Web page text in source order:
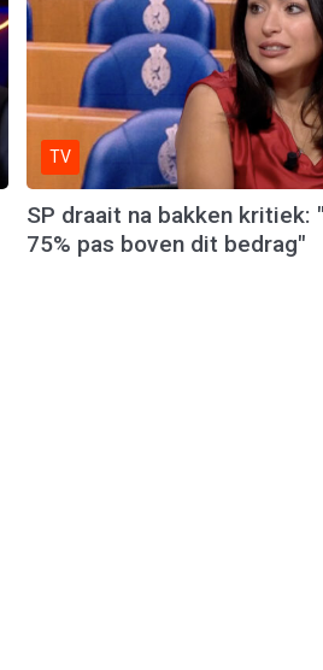
TV
SP draait na bakken kritiek:
75% pas boven dit bedrag"